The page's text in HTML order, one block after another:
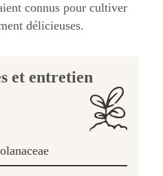
connus pour cultiver
délicieuses.
et entretien